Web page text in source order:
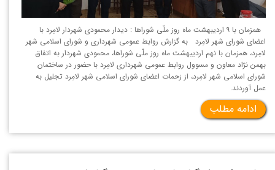
همزمان با ۹ اردیبهشت ماه روز ملّی شوراها : دیدار محمودی شهردار لامِرد با
اعضای شورای شهر لامِرد به گزارش روابط عمومی شهرداری و شورای اسلامی شهر
لامِرد، همزمان با نهم اردیبهشت ماه روز ملّی شوراها، محمودی شهردار به اتفاق
بهمن نژاد معاون و مسوول روابط عمومی شهرداری لامِرد با حضور در ساختمان
شورای اسلامی شهر لامِرد، از زحمات اعضای شورای اسلامی شهر لامِرد تجلیل به
عمل آوردند.
ادامه مطلب